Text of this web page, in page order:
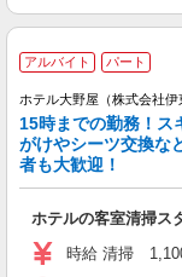
アルバイト パート
ホテル大野屋（株式会社伊
15時までの勤務！ス
がけやシーツ交換
者も大歓迎！
ホテルの客室清掃ス
時給 清掃